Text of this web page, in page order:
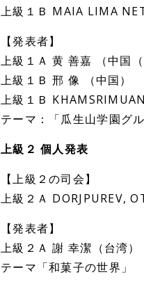
上級１Ｂ MAIA LIMA
【発表者】
上級１Ａ 黄 善嘉 （中国（
上級１Ｂ 邢 像 （中国）
上級１Ｂ
テーマ：「瓜生山学園グ
上級２ 個人発表
【上級２の司会】
上級２Ａ DORJPUREV,
【発表者】
上級２Ａ 謝 幸潔（台湾）
テーマ「和菓子の世界」